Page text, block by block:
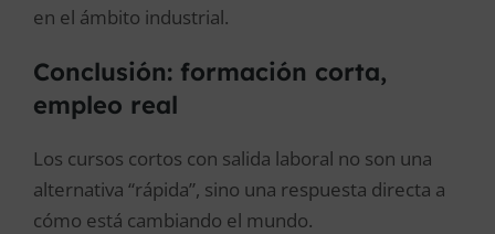
en el ámbito industrial.
Conclusión: formación corta,
empleo real
Los cursos cortos con salida laboral no son una
alternativa “rápida”, sino una respuesta directa a
cómo está cambiando el mundo.